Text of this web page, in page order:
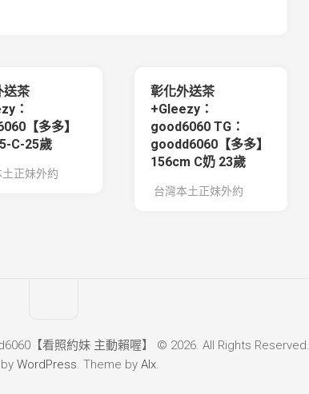
送茶
：
【多多】
C-25歲
土正妹外約
彰化外送茶
+Gleezy：
good6060 TG：
goodd6060【多多】
156cm C奶 23歲
台灣本土正妹外約
【看照約妹 主動賴喔】 © 2026. All Rights Reserved.
WordPress. Theme by Alx.